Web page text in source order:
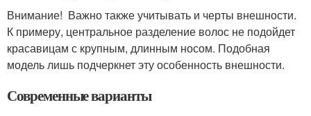
Внимание! Важно также учитывать и черты внешности.
К примеру, центральное разделение волос не подойдет
красавицам с крупным, длинным носом. Подобная
модель лишь подчеркнет эту особенность внешности.
Современные варианты